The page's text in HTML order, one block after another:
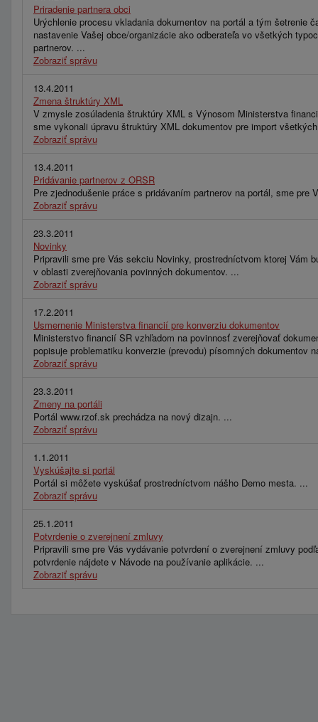
Priradenie partnera obci
Urýchlenie procesu vkladania dokumentov na portál a tým šetrenie
nastavenie Vašej obce/organizácie ako odberateľa vo všetkých
partnerov. ...
Zobraziť správu
13.4.2011
Zmena štruktúry XML
V zmysle zosúladenia štruktúry XML s Výnosom Ministerstva
sme vykonali úpravu štruktúry XML dokumentov pre import
Zobraziť správu
13.4.2011
Pridávanie partnerov z ORSR
Pre zjednodušenie práce s pridávaním partnerov na portál, sme
Zobraziť správu
23.3.2011
Novinky
Pripravili sme pre Vás sekciu Novinky, prostredníctvom ktorej Vám
v oblasti zverejňovania povinných dokumentov. ...
Zobraziť správu
17.2.2011
Usmernenie Ministerstva financií pre konverziu dokumentov
Ministerstvo financií SR vzhľadom na povinnosť zverejňovať
popisuje problematiku konverzie (prevodu) písomných dokumentov
Zobraziť správu
23.3.2011
Zmeny na portáli
Portál www.rzof.sk prechádza na nový dizajn. ...
Zobraziť správu
1.1.2011
Vyskúšajte si portál
Portál si môžete vyskúšať prostredníctvom nášho Demo mesta. ...
Zobraziť správu
25.1.2011
Potvrdenie o zverejnení zmluvy
Pripravili sme pre Vás vydávanie potvrdení o zverejnení zmluvy
potvrdenie nájdete v Návode na používanie aplikácie. ...
Zobraziť správu